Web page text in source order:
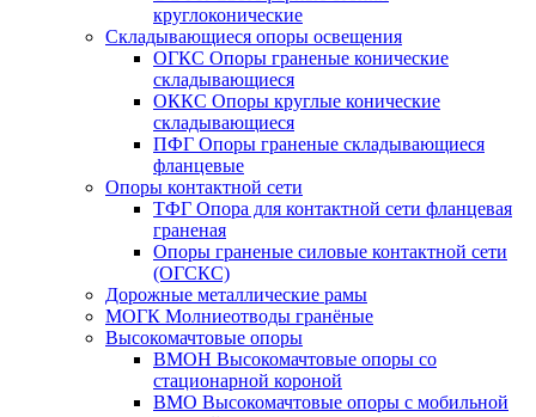
круглоконические
Складывающиеся опоры освещения
ОГКС Опоры граненые конические
складывающиеся
ОККС Опоры круглые конические
складывающиеся
ПФГ Опоры граненые складывающиеся
фланцевые
Опоры контактной сети
ТФГ Опора для контактной сети фланцевая
граненая
Опоры граненые силовые контактной сети
(ОГСКС)
Дорожные металлические рамы
МОГК Молниеотводы гранёные
Высокомачтовые опоры
ВМОН Высокомачтовые опоры со
стационарной короной
ВМО Высокомачтовые опоры с мобильной